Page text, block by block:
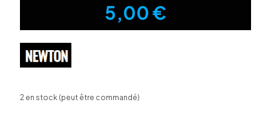
5,00€
2 en stock (peut être commandé)